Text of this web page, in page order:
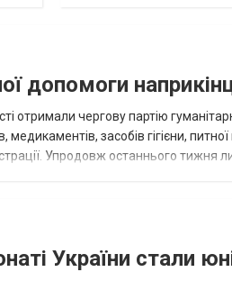
допомоги
отримали чергову партію
засобів гігієни,
Упродовж останнього
України стали